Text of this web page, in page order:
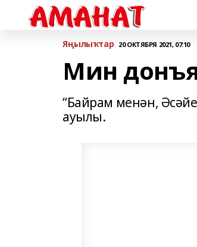
Яңылыҡтар 20 ОКТЯБРЯ 2021, 07:10
Мин
“Байрам менән,
ауылы.